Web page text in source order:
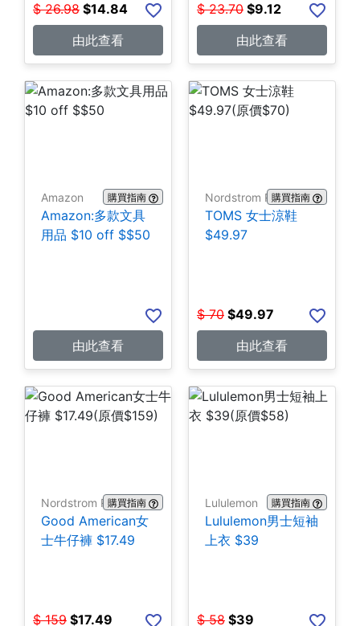
$ 26.98 $14.84
由此查看
$ 23.70 $9.12
由此查看
Amazon 購買指南
Amazon:多款文具
用品 $10 off $$50
由此查看
Nordstrom Rack購買指南
TOMS 女士涼鞋
$49.97
$ 70 $49.97
由此查看
Nordstrom Rack購買指南
Good American女
士牛仔褲 $17.49
$ 159 $17.49
Lululemon 購買指南
Lululemon男士短袖
上衣 $39
$ 58 $39